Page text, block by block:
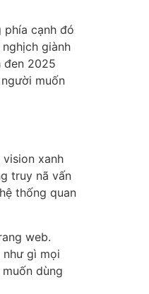
cạnh đó
giành
đen 2025
muốn
xanh
truy nã vấn
thống quan
web.
gì mọi
dùng